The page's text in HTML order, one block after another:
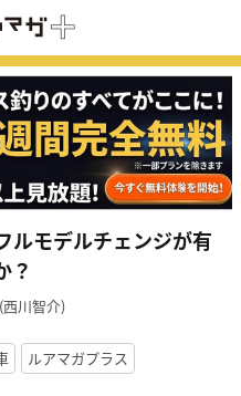
ルモデルチェンジが有
？
川智介)
ルアマガプラス